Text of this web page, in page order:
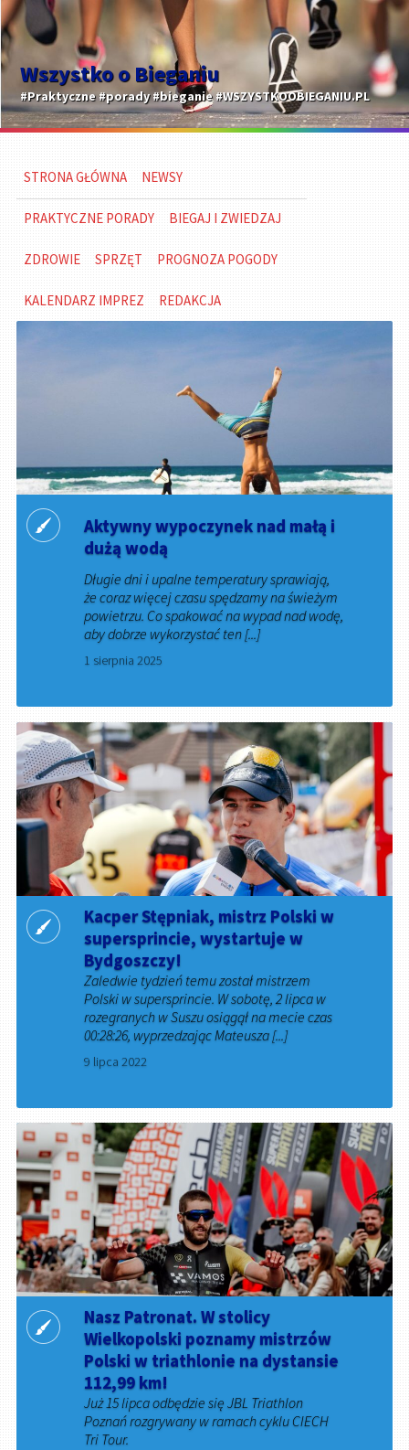
Wszystko o Bieganiu
#Praktyczne #porady #bieganie #WSZYSTKOOBIEGANIU.PL
STRONA GŁÓWNA NEWSY
PRAKTYCZNE PORADY BIEGAJ I ZWIEDZAJ
ZDROWIE SPRZĘT PROGNOZA POGODY
KALENDARZ IMPREZ REDAKCJA
Aktywny wypoczynek nad małą i
dużą wodą
Długie dni i upalne temperatury sprawiają,
że coraz więcej czasu spędzamy na świeżym
powietrzu. Co spakować na wypad nad wodę,
aby dobrze wykorzystać ten [...]
1 sierpnia 2025
Kacper Stępniak, mistrz Polski w
supersprincie, wystartuje w
Bydgoszczy!
Zaledwie tydzień temu został mistrzem
Polski w supersprincie. W sobotę, 2 lipca w
rozegranych w Suszu osiągął na mecie czas
00:28:26, wyprzedzając Mateusza [...]
9 lipca 2022
Nasz Patronat. W stolicy
Wielkopolski poznamy mistrzów
Polski w triathlonie na dystansie
112,99 km!
Już 15 lipca odbędzie się JBL Triathlon
Poznań rozgrywany w ramach cyklu CIECH
Tri Tour.